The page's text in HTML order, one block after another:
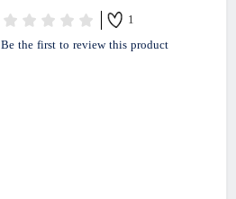
1
Be the first to review this product